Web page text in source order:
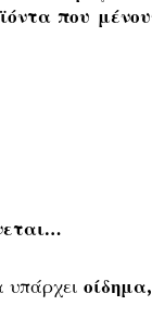
που
υπάρχει